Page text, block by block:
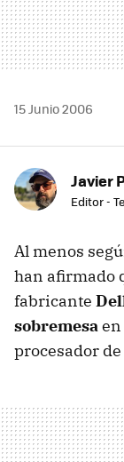
15 Junio 2006
Javier
Editor -
Al menos
han afirmado
fabricante
sobremesaen
procesador